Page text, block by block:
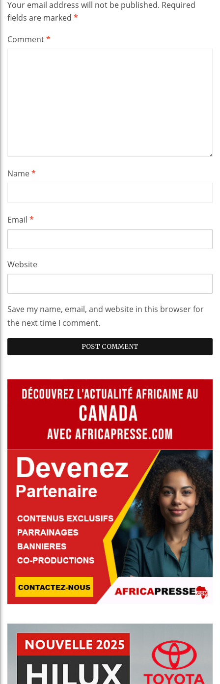
Your email address will not be published. Required
fields are marked *
Comment*
Name*
Email *
Website
Save my name, email, and website in this browser for
the next time I comment.